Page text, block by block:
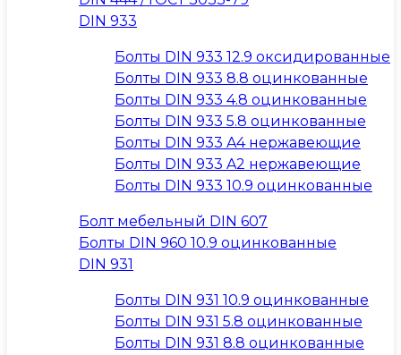
DIN 933
Болты DIN 933 12.9 оксидированные
Болты DIN 933 8.8 оцинкованные
Болты DIN 933 4.8 оцинкованные
Болты DIN 933 5.8 оцинкованные
Болты DIN 933 A4 нержавеющие
Болты DIN 933 A2 нержавеющие
Болты DIN 933 10.9 оцинкованные
Болт мебельный DIN 607
Болты DIN 960 10.9 оцинкованные
DIN 931
Болты DIN 931 10.9 оцинкованные
Болты DIN 931 5.8 оцинкованные
Болты DIN 931 8.8 оцинкованные